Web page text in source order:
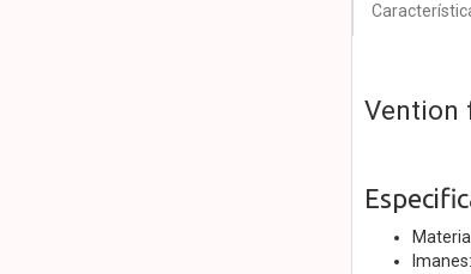
Vention